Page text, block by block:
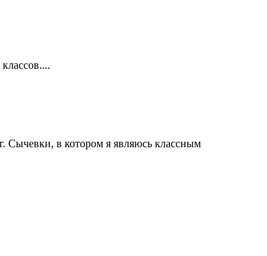
Сычевки, в котором я являюсь классным